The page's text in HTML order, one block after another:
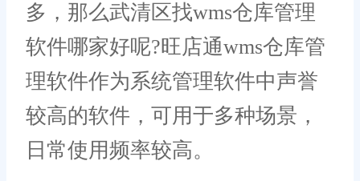
多，那么武清区找wms仓库管理
软件哪家好呢?旺店通wms仓库管
理软件作为系统管理软件中声誉
较高的软件，可用于多种场景，
日常使用频率较高。